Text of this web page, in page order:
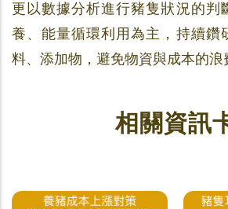
更以數據分析進行豬隻狀況的判
養、能量循環利用為主，持續鑽
料、添加物，避免物資與成本的浪
相關資訊